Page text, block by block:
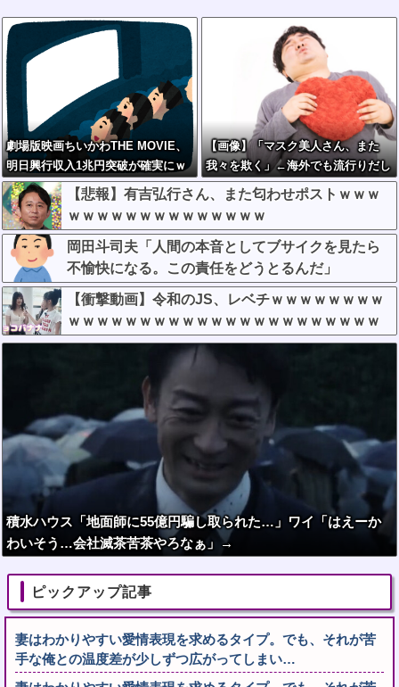
劇場版映画ちいかわTHE MOVIE、
明日興行収入1兆円突破が確実にｗ
ｗｗｗｗｗｗｗｗｗｗｗｗ
【画像】「マスク美人さん、また
我々を欺く」←海外でも流行りだし
た結果がこちらw w w w w w w
【悲報】有吉弘行さん、また匂わせポストｗｗｗ
ｗｗｗｗｗｗｗｗｗｗｗｗｗｗ
岡田斗司夫「人間の本音としてブサイクを見たら
不愉快になる。この責任をどうとるんだ」
【衝撃動画】令和のJS、レベチｗｗｗｗｗｗｗｗ
ｗｗｗｗｗｗｗｗｗｗｗｗｗｗｗｗｗｗｗｗｗｗ
積水ハウス「地面師に55億円騙し取られた…」ワイ「はえーか
わいそう…会社滅茶苦茶やろなぁ」→
ピックアップ記事
妻はわかりやすい愛情表現を求めるタイプ。でも、それが苦
手な俺との温度差が少しずつ広がってしまい…